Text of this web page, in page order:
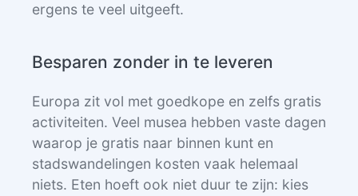
ergens te veel uitgeeft.
Besparen zonder in te leveren
Europa zit vol met goedkope en zelfs gratis
activiteiten. Veel musea hebben vaste dagen
waarop je gratis naar binnen kunt en
stadswandelingen kosten vaak helemaal
niets. Eten hoeft ook niet duur te zijn: kies